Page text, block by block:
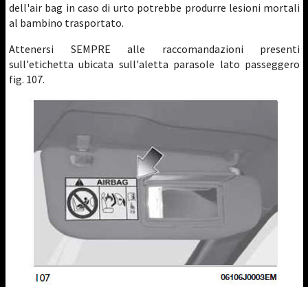
dell'air bag in caso di urto potrebbe produrre lesioni mortali
al bambino trasportato.
Attenersi SEMPRE alle raccomandazioni presenti
sull'etichetta ubicata sull'aletta parasole lato passeggero
fig. 107.